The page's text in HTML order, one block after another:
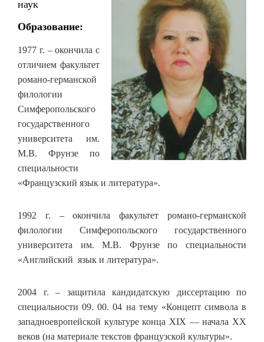
наук
Образование:
1977 г. – окончила с
отличием факультет
романо-германской
филологии
Симферопольского
государственного
университета им.
М.В. Фрунзе по
специальности
«Французский язык и литература».
1992 г. – окончила факультет романо-германской
филологии Симферопольского государственного
университета им. М.В. Фрунзе по специальности
«Английский язык и литература».
2004 г. – защитила кандидатскую диссертацию по
специальности 09. 00. 04 на тему «Концепт символа в
западноевропейской культуре конца XIX — начала XX
веков (на материале текстов французской культуры».